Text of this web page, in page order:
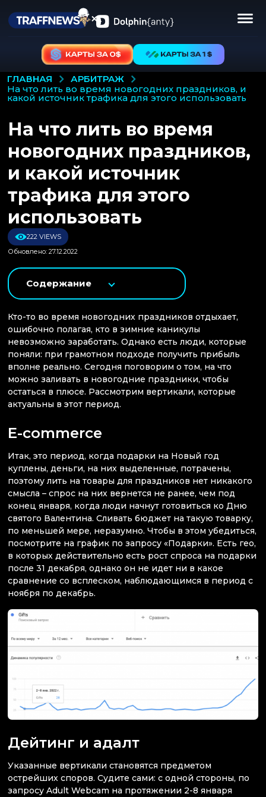
ГЛАВНАЯ
АРБИТРАЖ
на что лить во время новогодних праздников, и
какой источник трафика для этого использовать
На что лить во время
новогодних праздников,
и какой источник
трафика для этого
использовать
222 VIEWS
Обновлено: 27.12.2022
Содержание
Кто-то во время новогодних праздников отдыхает,
ошибочно полагая, кто в зимние каникулы
невозможно заработать. Однако есть люди, которые
поняли: при грамотном подходе получить прибыль
вполне реально. Сегодня поговорим о том, на что
можно заливать в новогодние праздники, чтобы
остаться в плюсе. Рассмотрим вертикали, которые
актуальны в этот период.
E-commerce
Итак, это период, когда подарки на Новый год
куплены, деньги, на них выделенные, потрачены,
поэтому лить на товары для праздников нет никакого
смысла – спрос на них вернется не ранее, чем под
конец января, когда люди начнут готовиться ко Дню
святого Валентина. Сливать бюджет на такую товарку,
по меньшей мере, неразумно. Чтобы в этом убедиться,
посмотрите на график по запросу «Подарки». Есть гео,
в которых действительно есть рост спроса на подарки
после 31 декабря, однако он не идет ни в какое
сравнение со всплеском, наблюдающимся в период с
ноября по декабрь.
Дейтинг и адалт
Указанные вертикали становятся предметом
острейших споров. Судите сами: с одной стороны, по
запросу Adult Webcam на протяжении 2-8 января